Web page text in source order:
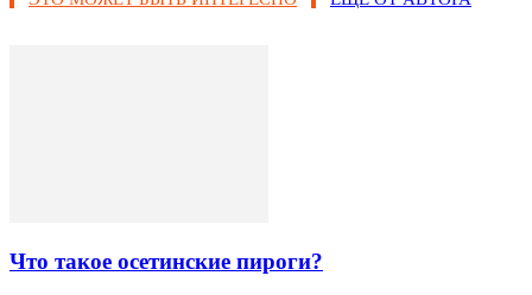
Что такое осетинские пироги?